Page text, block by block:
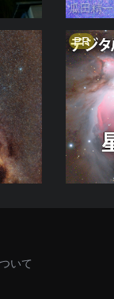
瓜田精一
PR
いて